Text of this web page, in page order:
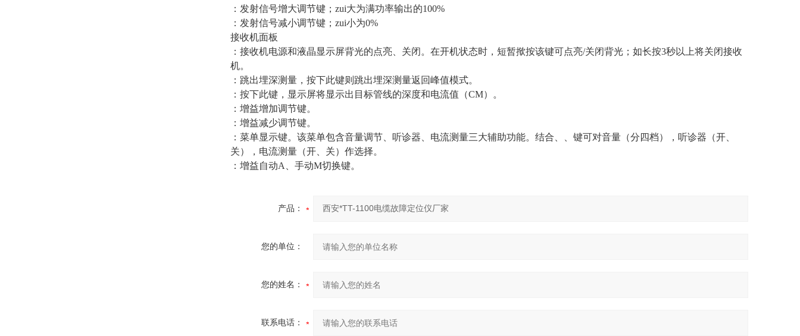
：发射信号增大调节键；zui大为满功率输出的100%
：发射信号减小调节键；zui小为0%
接收机面板
：接收机电源和液晶显示屏背光的点亮、关闭。在开机状态时，短暂揿按该键可点亮/关闭背光；如长按3秒以上将关闭接收
机。
：跳出埋深测量，按下此键则跳出埋深测量返回峰值模式。
：按下此键，显示屏将显示出目标管线的深度和电流值（CM）。
：增益增加调节键。
：增益减少调节键。
：菜单显示键。该菜单包含音量调节、听诊器、电流测量三大辅助功能。结合、、键可对音量（分四档），听诊器（开、
关），电流测量（开、关）作选择。
：增益自动A、手动M切换键。
产品：
您的单位：
您的姓名：
联系电话：